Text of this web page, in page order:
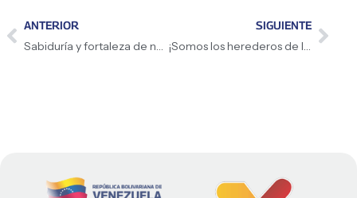
ANTERIOR
Sabiduría y fortaleza de nuestros pueblos originarios
SIGUIENTE
¡Somos los herederos de la raza indomable!